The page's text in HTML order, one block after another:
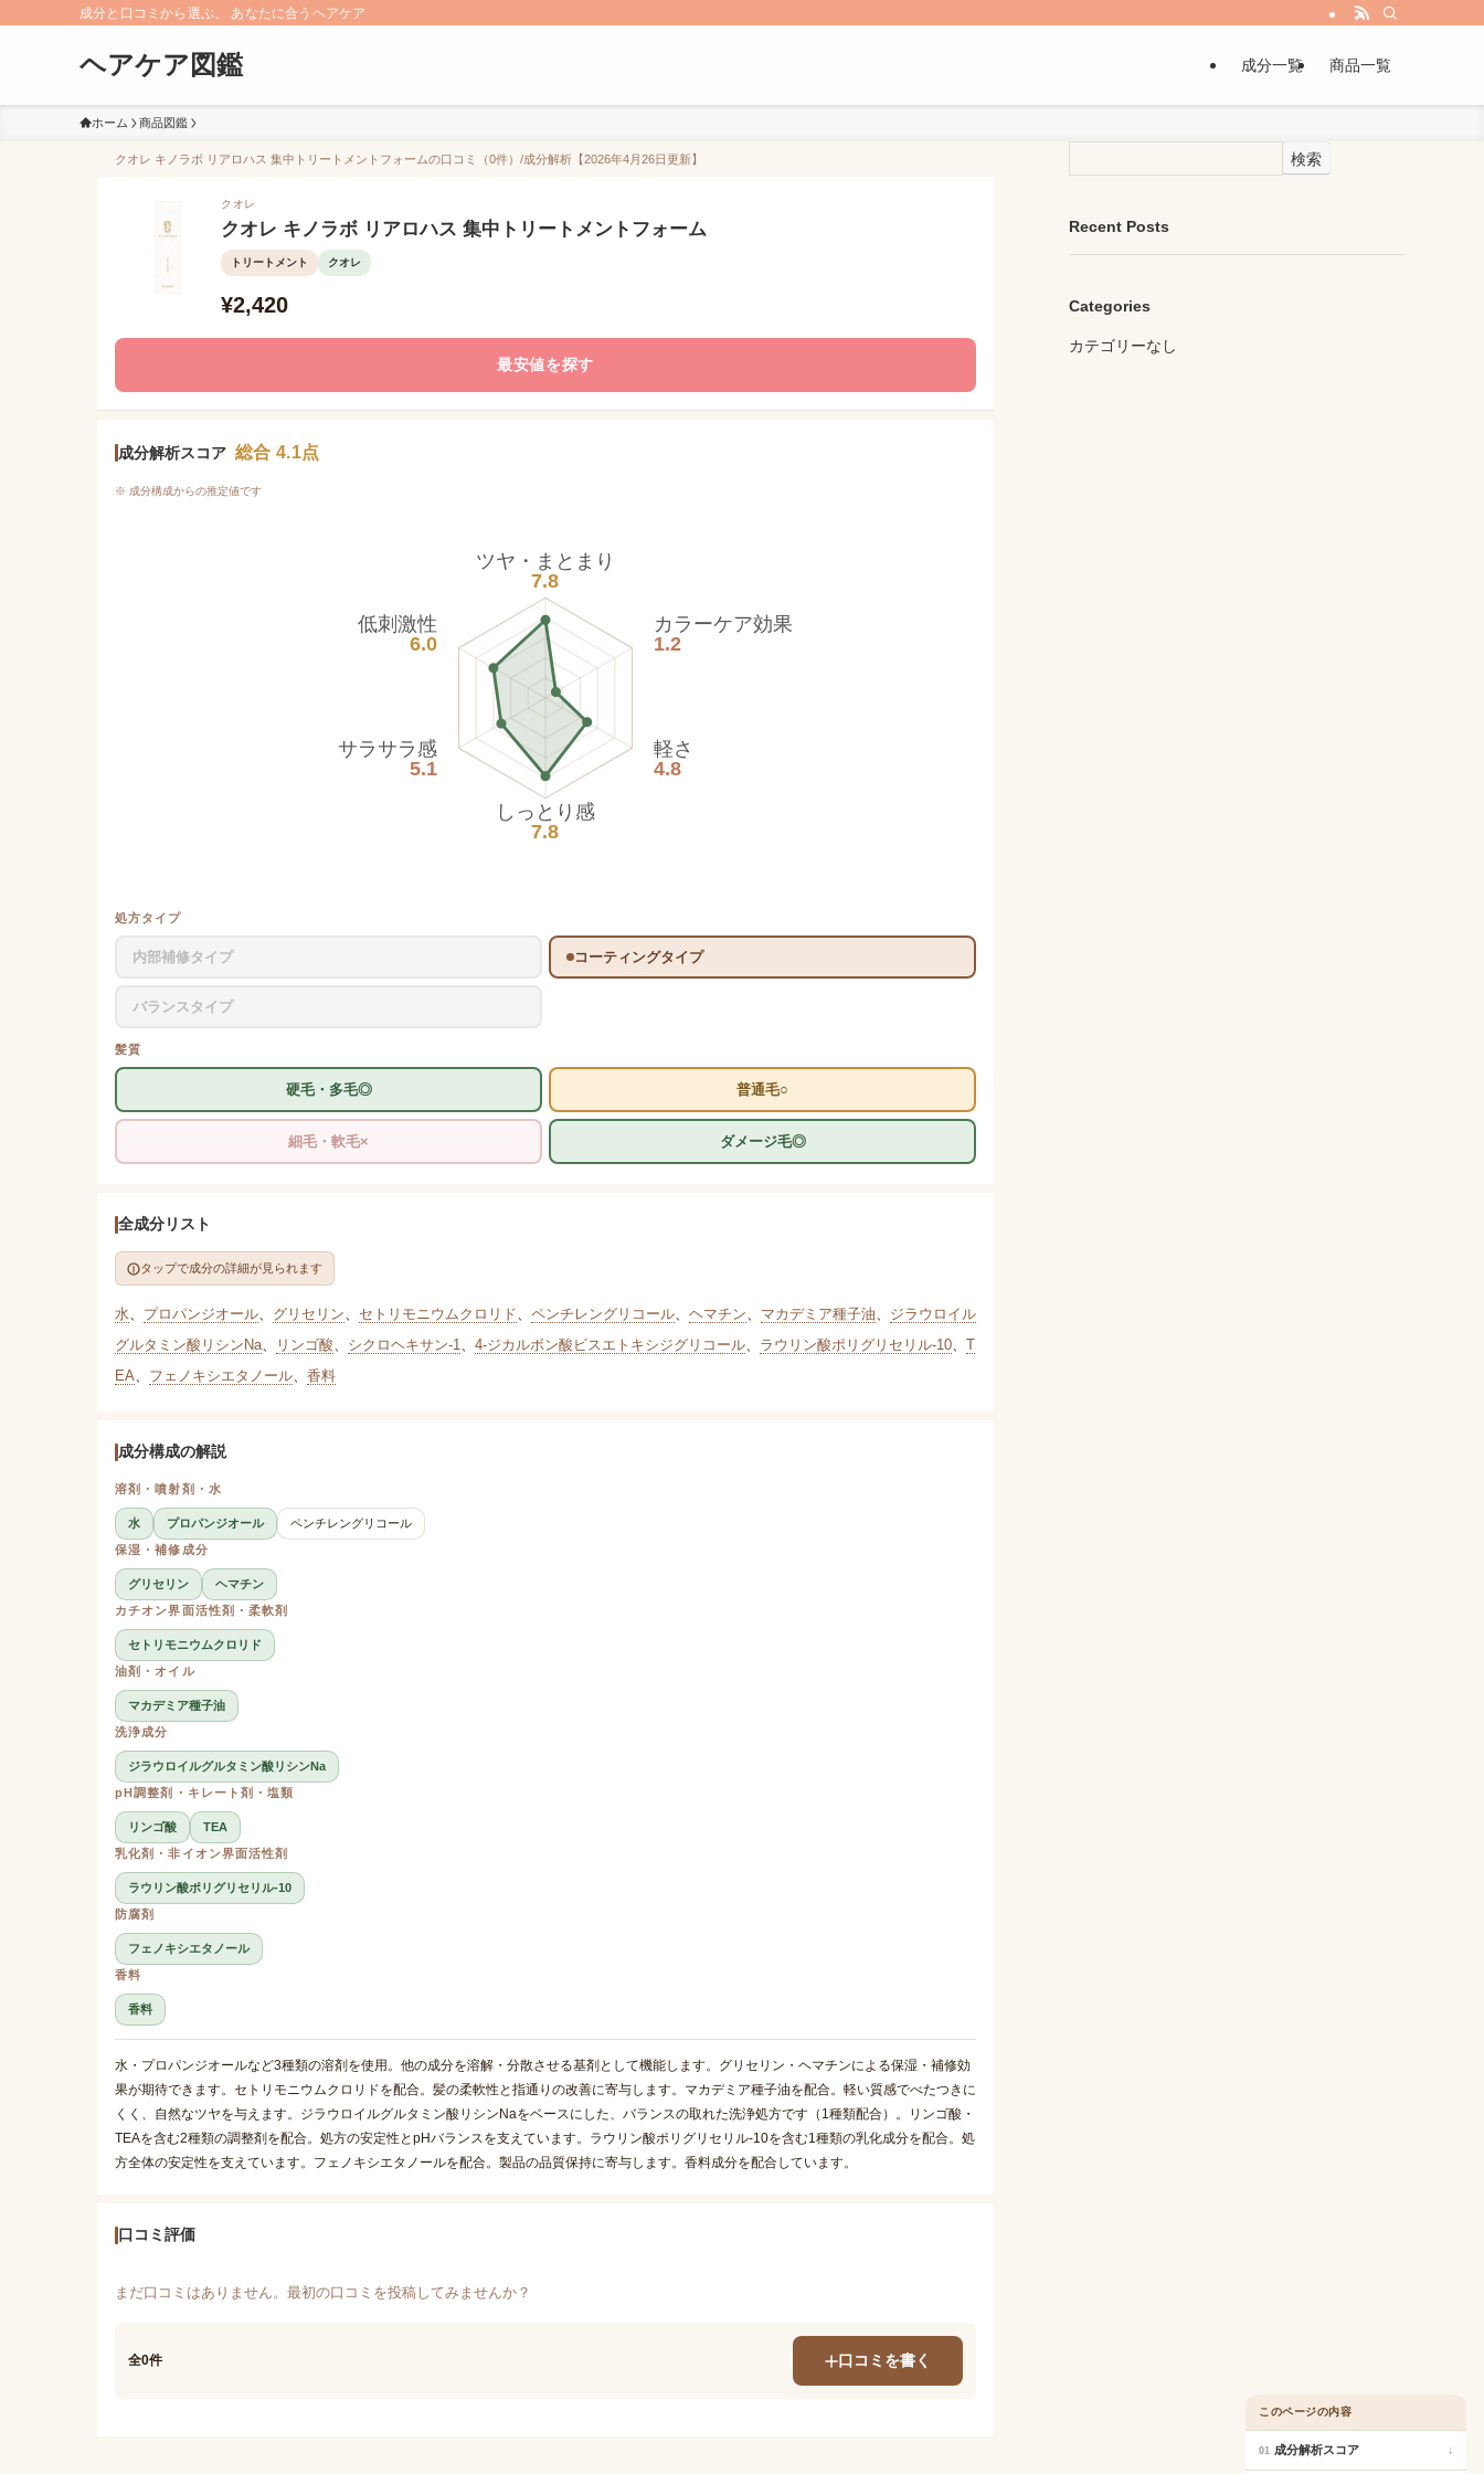
成分と口コミから選ぶ、 あなたに合うヘアケア
ヘアケア図鑑 成分一覧 商品一覧
ホーム 商品図鑑
クオレ キノラボ リアロハス 集中トリートメントフォームの口コミ（0件）/成分解析【2026年4月26日更新】
クオレ
クオレ キノラボ リアロハス 集中トリートメントフォーム
トリートメント クオレ
¥2,420
最安値を探す
成分解析スコア 総合 4.1点
※ 成分構成からの推定値です
ツヤ・まとまり
7.8
カラーケア効果
1.2
軽さ
4.8
しっとり感
7.8
サラサラ感
5.1
低刺激性
6.0
処方タイプ
内部補修タイプ コーティングタイプ
バランスタイプ
髪質
硬毛・多毛◎ 普通毛○
細毛・軟毛× ダメージ毛◎
全成分リスト
タップで成分の詳細が見られます
水、 プロパンジオール、 グリセリン、 セトリモニウムクロリド、 ペンチレングリコール、 ヘマチン、 マカデミア種子油、 ジラウロイル
グルタミン酸リシンNa、 リンゴ酸、 シクロヘキサン-1、 4-ジカルボン酸ビスエトキシジグリコール、 ラウリン酸ポリグリセリル-10、 T
EA、 フェノキシエタノール、 香料
成分構成の解説
溶剤・噴射剤・水
水 プロパンジオール
ペンチレングリコール
保湿・補修成分
グリセリン
ヘマチン
カチオン界面活性剤・柔軟剤
セトリモニウムクロリド
油剤・オイル
マカデミア種子油
洗浄成分
ジラウロイルグルタミン酸リシンNa
pH調整剤・キレート剤・塩類
リンゴ酸
TEA
乳化剤・非イオン界面活性剤
ラウリン酸ポリグリセリル-10
防腐剤
フェノキシエタノール
香料
香料
水・プロパンジオールなど3種類の溶剤を使用。他の成分を溶解・分散させる基剤として機能します。グリセリン・ヘマチンによる保湿・補修効
果が期待できます。セトリモニウムクロリドを配合。髪の柔軟性と指通りの改善に寄与します。マカデミア種子油を配合。軽い質感でべたつきに
くく、自然なツヤを与えます。ジラウロイルグルタミン酸リシンNaをベースにした、バランスの取れた洗浄処方です（1種類配合）。リンゴ酸・
TEAを含む2種類の調整剤を配合。処方の安定性とpHバランスを支えています。ラウリン酸ポリグリセリル-10を含む1種類の乳化成分を配合。処
方全体の安定性を支えています。フェノキシエタノールを配合。製品の品質保持に寄与します。香料成分を配合しています。
口コミ評価
まだ口コミはありません。最初の口コミを投稿してみませんか？
全0件 口コミを書く
検索
Recent Posts
Categories
カテゴリーなし
このページの内容
01 成分解析スコア ↓